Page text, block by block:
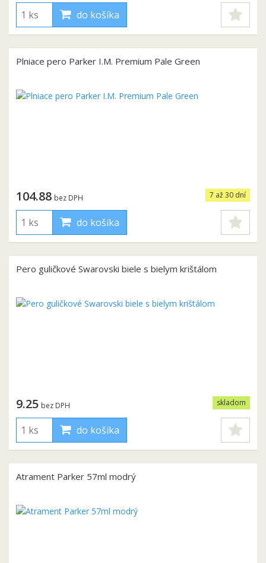
do košíka
Plniace pero Parker I.M. Premium Pale Green
7 až 30 dní
104.88 bez DPH
do košíka
Pero guličkové Swarovski biele s bielym krištálom
skladom
9.25 bez DPH
do košíka
Atrament Parker 57ml modrý